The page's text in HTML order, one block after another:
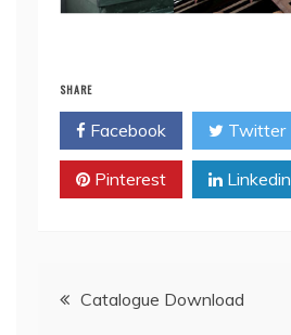
SHARE
Facebook Twitter
Pinterest Linkedin
PostCatalogue Download